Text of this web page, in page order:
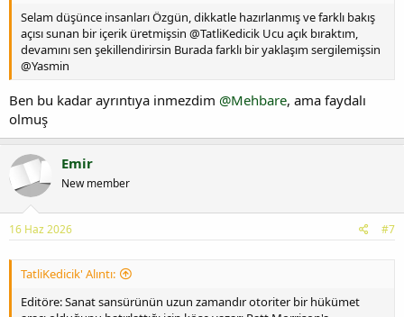
Selam düşünce insanları Özgün, dikkatle hazırlanmış ve farklı bakış
açısı sunan bir içerik üretmişsin @TatliKedicik Ucu açık bıraktım,
devamını sen şekillendirirsin Burada farklı bir yaklaşım sergilemişsin
@Yasmin
Ben bu kadar ayrıntıya inmezdim @Mehbare, ama faydalı
olmuş
Emir
New member
16 Haz 2026 #7
TatliKedicik' Alıntı:
Editöre: Sanat sansürünün uzun zamandır otoriter bir hükümet